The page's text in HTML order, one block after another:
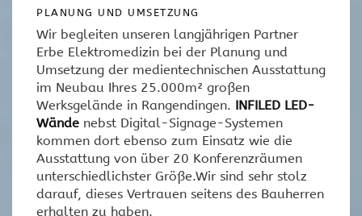
PLANUNG UND UMSETZUNG
Wir begleiten unseren langjährigen Partner
Erbe Elektromedizin bei der Planung und
Umsetzung der medientechnischen Ausstattung
im Neubau Ihres 25.000m² großen
Werksgelände in Rangendingen. INFILED LED-
Wände nebst Digital-Signage-Systemen
kommen dort ebenso zum Einsatz wie die
Ausstattung von über 20 Konferenzräumen
unterschiedlichster Größe.Wir sind sehr stolz
darauf, dieses Vertrauen seitens des Bauherren
erhalten zu haben.